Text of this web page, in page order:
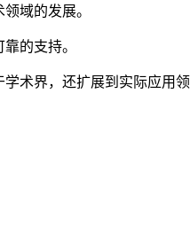
域的发展。
的支持。
术界，还扩展到实际应用领